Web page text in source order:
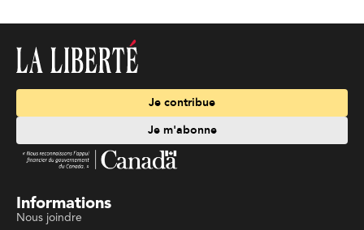
Je contribue
Je m'abonne
Informations
Nous joindre